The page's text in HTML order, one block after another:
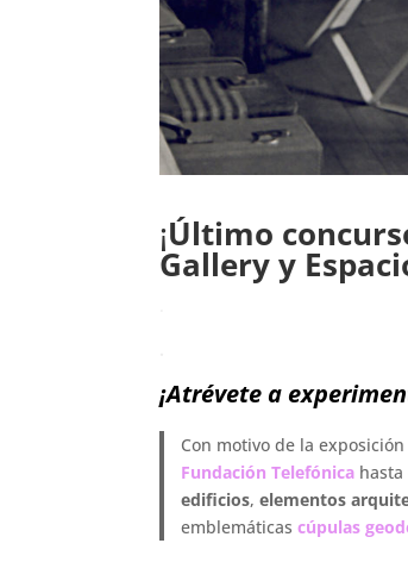
¡Último
Gallery y
¡Atrévete a
Con motivo de la exposición
Fundación Telefónicahasta
edificios, elementos
emblemáticas cúpulas